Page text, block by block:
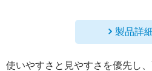
製品詳
使いやすさと見やすさを優先し